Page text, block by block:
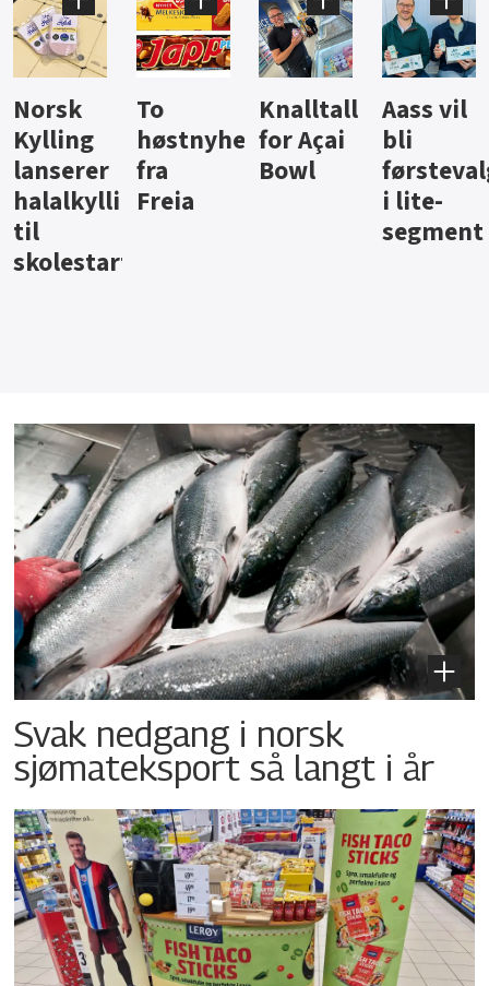
Knalltall
for Açai
Bowl
Aass vil
bli
førstevalg
i lite-
Brus og
jus fra
Berentsen
Hard
iste fra
Hansa
Svak nedgang i norsk
sjømateksport så langt i år